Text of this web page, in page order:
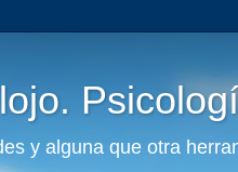
y alguna que otra